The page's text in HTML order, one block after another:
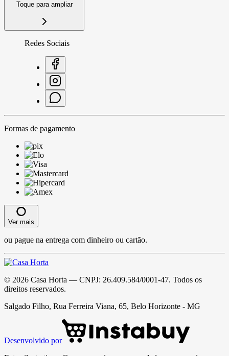
Toque para ampliar
Redes Sociais
Formas de pagamento
Ver mais
ou pague na entrega com dinheiro ou cartão.
© 2026 Casa Horta — CNPJ: 26.409.584/0001-47. Todos os
direitos reservados.
Salgado Filho, Rua Ferreira Viana, 65, Belo Horizonte - MG
Desenvolvido por